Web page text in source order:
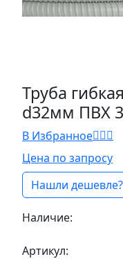
Труба
d32мм ПВХ
В Избранное
Цена по запросу
Нашли
Наличие:
Артикул: